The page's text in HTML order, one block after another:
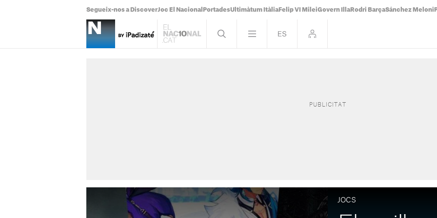
Segueix-nos a DiscoverJoc El Nacional PortadesUltimàtum Itàlia Felip VI MileiGovern Illa Rodri BarçaSánchez Meloni
JOCS